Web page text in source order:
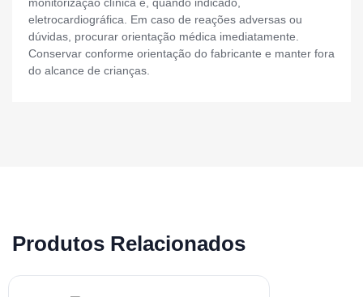
monitorização clínica e, quando indicado,
eletrocardiográfica. Em caso de reações adversas ou
dúvidas, procurar orientação médica imediatamente.
Conservar conforme orientação do fabricante e manter fora
do alcance de crianças.
Produtos Relacionados